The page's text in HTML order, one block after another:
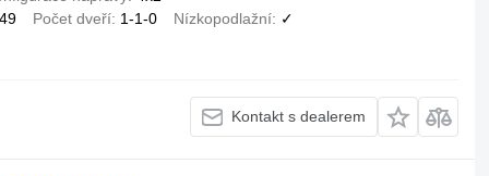
Počet dveří 1-1-0 Nízkopodlažní ✓
Kontakt s dealerem